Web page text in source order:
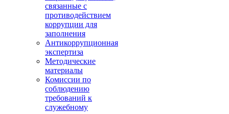
связанные с
противодействием
коррупции для
заполнения
Антикоррупционная
экспертиза
Методические
материалы
Комиссии по
соблюдению
требований к
служебному